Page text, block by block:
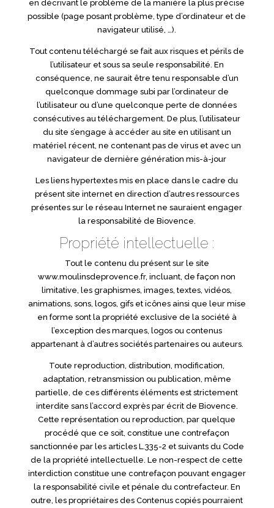
en décrivant le problème de la manière la plus précise
possible (page posant problème, type d’ordinateur et de
navigateur utilisé, …).
Tout contenu téléchargé se fait aux risques et périls de
l’utilisateur et sous sa seule responsabilité. En
conséquence, ne saurait être tenu responsable d’un
quelconque dommage subi par l’ordinateur de
l’utilisateur ou d’une quelconque perte de données
consécutives au téléchargement. De plus, l’utilisateur
du site s’engage à accéder au site en utilisant un
matériel récent, ne contenant pas de virus et avec un
navigateur de dernière génération mis-à-jour
Les liens hypertextes mis en place dans le cadre du
présent site internet en direction d’autres ressources
présentes sur le réseau Internet ne sauraient engager
la responsabilité de Biovence.
Propriété intellectuelle :
Tout le contenu du présent sur le site
www.moulinsdeprovence.fr, incluant, de façon non
limitative, les graphismes, images, textes, vidéos,
animations, sons, logos, gifs et icônes ainsi que leur mise
en forme sont la propriété exclusive de la société à
l’exception des marques, logos ou contenus
appartenant à d’autres sociétés partenaires ou auteurs.
Toute reproduction, distribution, modification,
adaptation, retransmission ou publication, même
partielle, de ces différents éléments est strictement
interdite sans l’accord exprès par écrit de Biovence.
Cette représentation ou reproduction, par quelque
procédé que ce soit, constitue une contrefaçon
sanctionnée par les articles L.335-2 et suivants du Code
de la propriété intellectuelle. Le non-respect de cette
interdiction constitue une contrefaçon pouvant engager
la responsabilité civile et pénale du contrefacteur. En
outre, les propriétaires des Contenus copiés pourraient